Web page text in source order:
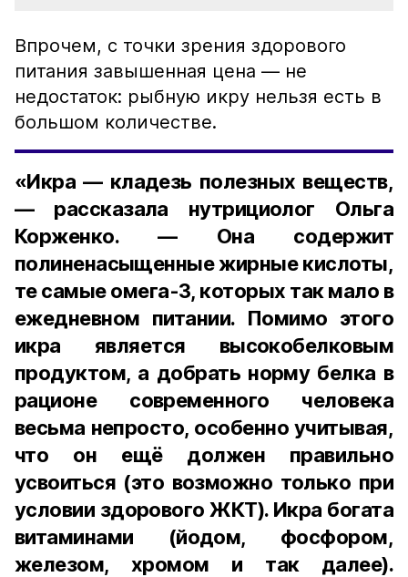
Впрочем, с точки зрения здорового
питания завышенная цена — не
недостаток: рыбную икру нельзя есть в
большом количестве.
«Икра — кладезь полезных веществ,
— рассказала нутрициолог Ольга
Корженко. — Она содержит
полиненасыщенные жирные кислоты,
те самые омега-3, которых так мало в
ежедневном питании. Помимо этого
икра является высокобелковым
продуктом, а добрать норму белка в
рационе современного человека
весьма непросто, особенно учитывая,
что он ещё должен правильно
усвоиться (это возможно только при
условии здорового ЖКТ). Икра богата
витаминами (йодом, фосфором,
железом, хромом и так далее).